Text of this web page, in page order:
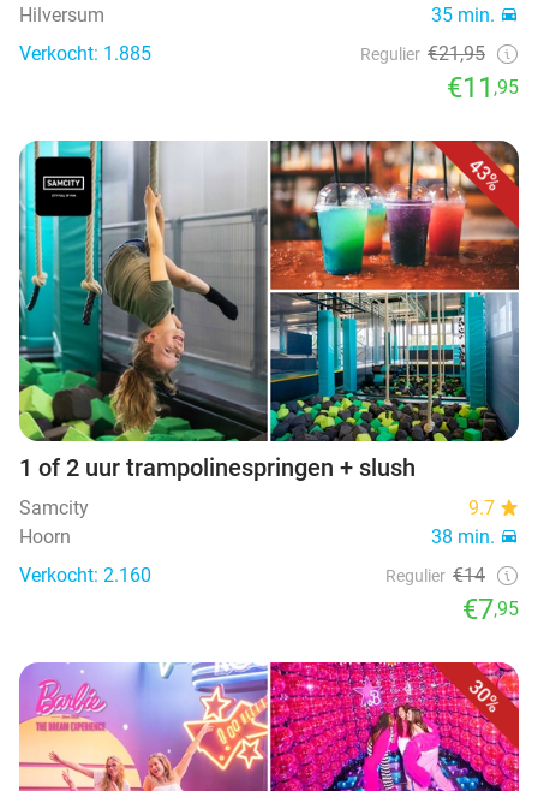
Hilversum
35 min.
Verkocht: 1.885
Regulier €21,95
€11 ,95
43%
1 of 2 uur trampolinespringen + slush
Samcity
9.7
Hoorn
38 min.
Verkocht: 2.160
Regulier €14
€7,95
30%